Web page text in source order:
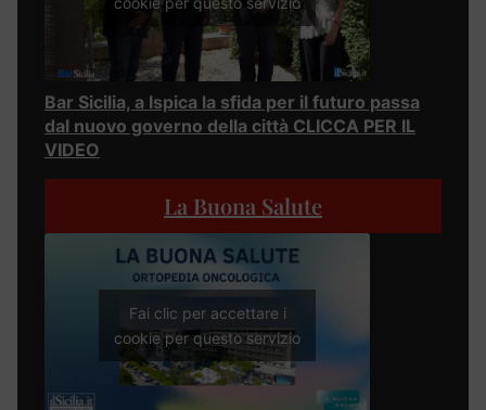
Bar Sicilia, a Ispica la sfida per il futuro passa
dal nuovo governo della città CLICCA PER IL
VIDEO
La Buona Salute
Fai clic per accettare i
cookie per questo servizio